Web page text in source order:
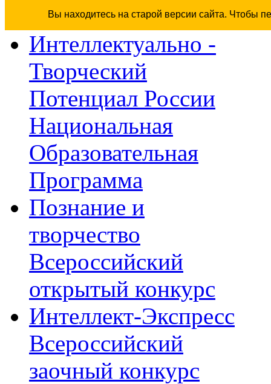
Вы находитесь на старой версии сайта. Чтобы
Интеллектуально -
Творческий
Потенциал России
Национальная
Образовательная
Программа
Познание и
творчество
Всероссийский
открытый конкурс
Интеллект-Экспресс
Всероссийский
заочный конкурс